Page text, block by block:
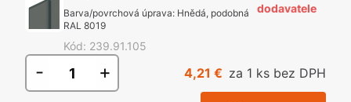
Barva/povrchová úprava: Hnědá, podobná
RAL 8019
Kód: 239.91.105
dodavatele
- + 4,21 € za 1 ks bez DPH